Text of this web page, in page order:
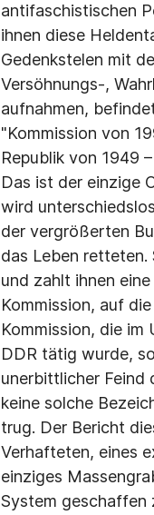
antifaschistischen
ihnen diese
Gedenkstelen mit
Versöhnungs-,
aufnahmen,
"Kommission von
Republik von 1949
Das ist der einzige
wird
der vergrößerten
das Leben
und zahlt ihnen
Kommission, auf
Kommission, die
DDR tätig wurde,
unerbittlicher Feind
keine solche
trug. Der Bericht
Verhafteten, eines
einziges
System geschaffen